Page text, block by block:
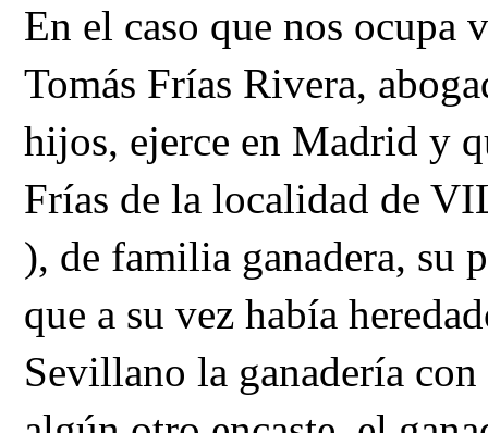
En el caso que nos ocupa
Tomás Frías Rivera,
hijos, ejerce en Madrid y
Frías de la localidad de
), de familia ganadera, su
que a su vez había
Sevillano la ganadería con